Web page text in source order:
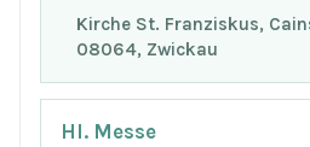
Kirche St. Franziskus,
08064, Zwickau
Hl. Messe